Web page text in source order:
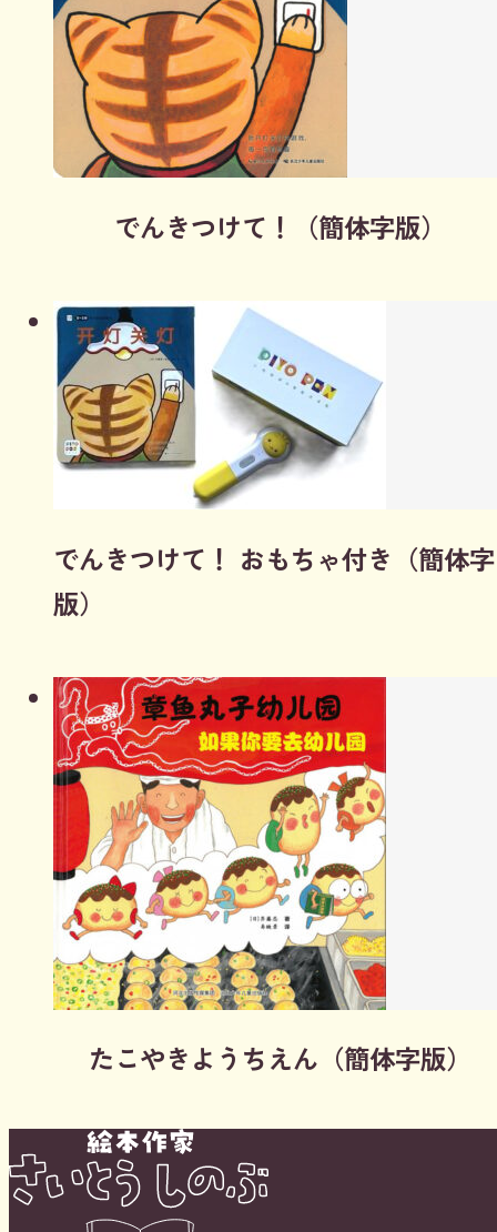
でんきつけて！（簡体字版）
でんきつけて！ おもちゃ付き（簡体字
版）
たこやきようちえん（簡体字版）